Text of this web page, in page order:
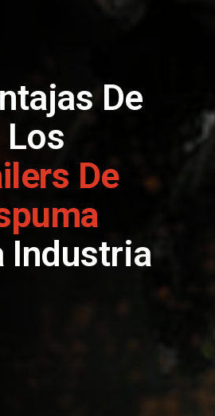
De
Los
De
Industria